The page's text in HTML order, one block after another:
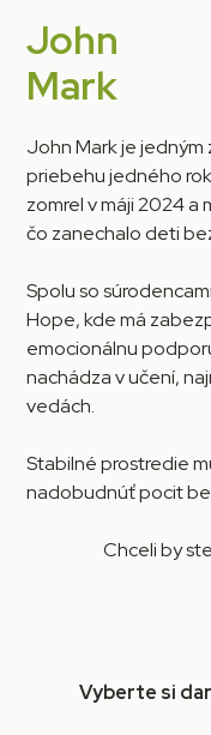
John
Mark
John Mark je jedným
priebehu jedného
zomrel v máji 2024 a
čo zanechalo deti
Spolu so
Hope, kde má
emocionálnu
nachádza v učení,
vedách.
Stabilné prostredie
nadobudnúť pocit
Chceli by
Vyberte si